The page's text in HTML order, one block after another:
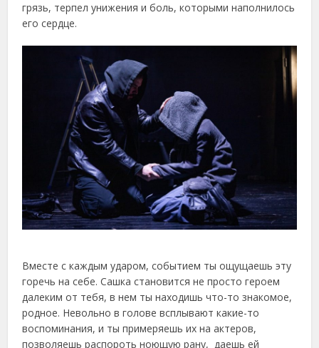
грязь, терпел унижения и боль, которыми наполнилось
его сердце.
Вместе с каждым ударом, событием ты ощущаешь эту
горечь на себе. Сашка становится не просто героем
далеким от тебя, в нем ты находишь что-то знакомое,
родное. Невольно в голове всплывают какие-то
воспоминания, и ты примеряешь их на актеров,
позволяешь распороть ноющую рану, даешь ей